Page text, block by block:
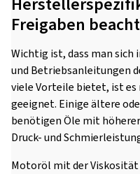
Freigaben
Wichtig ist, dass man
und Betriebsanleitungen
viele Vorteile bietet, ist
geeignet. Einige ältere
benötigen Öle mit
Druck- und
Motoröl mit der